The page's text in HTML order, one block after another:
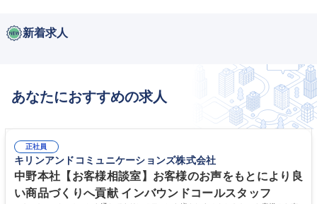
新着求人
あなたにおすすめの求人
正社員
キリンアンドコミュニケーションズ株式会社
中野本社【お客様相談室】お客様のお声をもとにより良
い商品づくりへ貢献 インバウンドコールスタッフ